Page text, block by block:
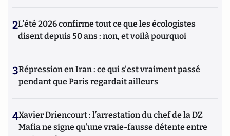
2L’été 2026 confirme tout ce que les écologistes
disent depuis 50 ans : non, et voilà pourquoi
3Répression en Iran : ce qui s'est vraiment passé
pendant que Paris regardait ailleurs
4Xavier Driencourt : l’arrestation du chef de la DZ
Mafia ne signe qu’une vraie-fausse détente entre